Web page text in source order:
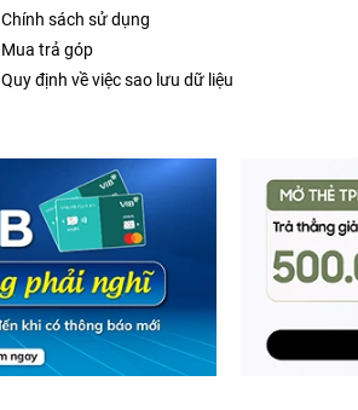
Chính sách sử dụng
Mua trả góp
Quy định về việc sao lưu dữ liệu